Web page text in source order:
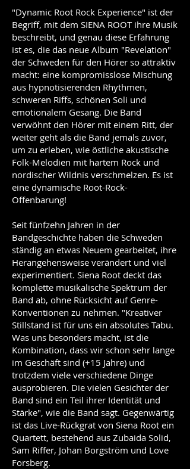
"Dynamic Root Rock Experience" ist der
Begriff, mit dem SIENA ROOT ihre Musik
beschreibt, und genau diese Erfahrung
ist es, die das neue Album "Revelation"
der Schweden für den Hörer so attraktiv
macht: eine kompromisslose Mischung
aus hypnotisierenden Rhythmen,
schweren Riffs, schönen Soli und
emotionalem Gesang. Die Band
verwöhnt den Hörer mit einem Ritt, der
weiter geht als die Band jemals zuvor,
um zu erleben, wie östliche akustische
Folk-Melodien mit hartem Rock und
nordischer Wildnis verschmelzen. Es ist
eine dynamische Root-Rock-
Offenbarung!
Seit fünfzehn Jahren in der
Bandgeschichte haben die Schweden
ständig an etwas Neuem gearbeitet, ihre
Herangehensweise verändert und viel
experimentiert. Siena Root deckt das
komplette musikalische Spektrum der
Band ab, ohne Rücksicht auf Genre-
Konventionen zu nehmen. "Kreativer
Stillstand ist für uns ein absolutes Tabu.
Was uns besonders macht, ist die
Kombination, dass wir schon sehr lange
im Geschäft sind (+15 Jahre) und
trotzdem viele verschiedene Dinge
ausprobieren. Die vielen Gesichter der
Band sind ein Teil ihrer Identität und
Stärke", wie die Band sagt. Gegenwärtig
ist das Live-Rückgrat von Siena Root ein
Quartett, bestehend aus Zubaida Solid,
Sam Riffer, Johan Borgström und Love
Forsberg.